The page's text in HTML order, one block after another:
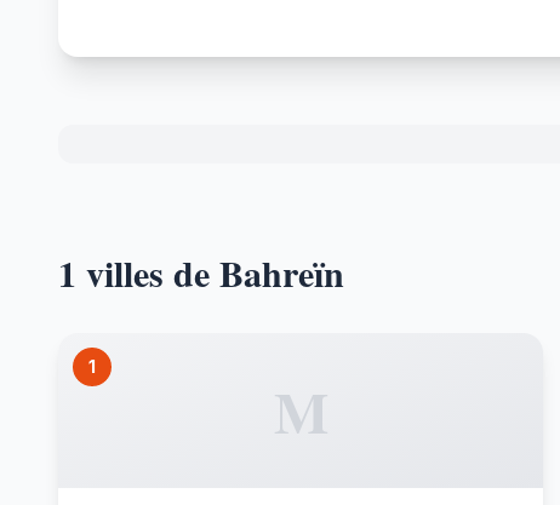
1 villes de Bahreïn
1
M